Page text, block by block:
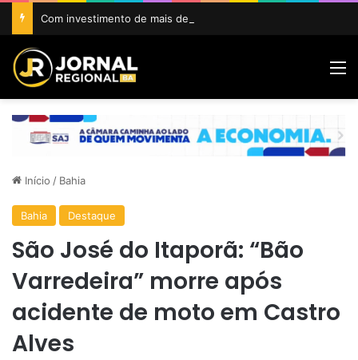
Início / Bahia
Bahia Destaque
São José do Itaporã: “Bão
Varredeira” morre após
acidente de moto em Castro
Alves